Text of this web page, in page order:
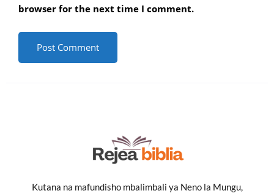
browser for the next time I comment.
Kutana na mafundisho mbalimbali ya Neno la Mungu,